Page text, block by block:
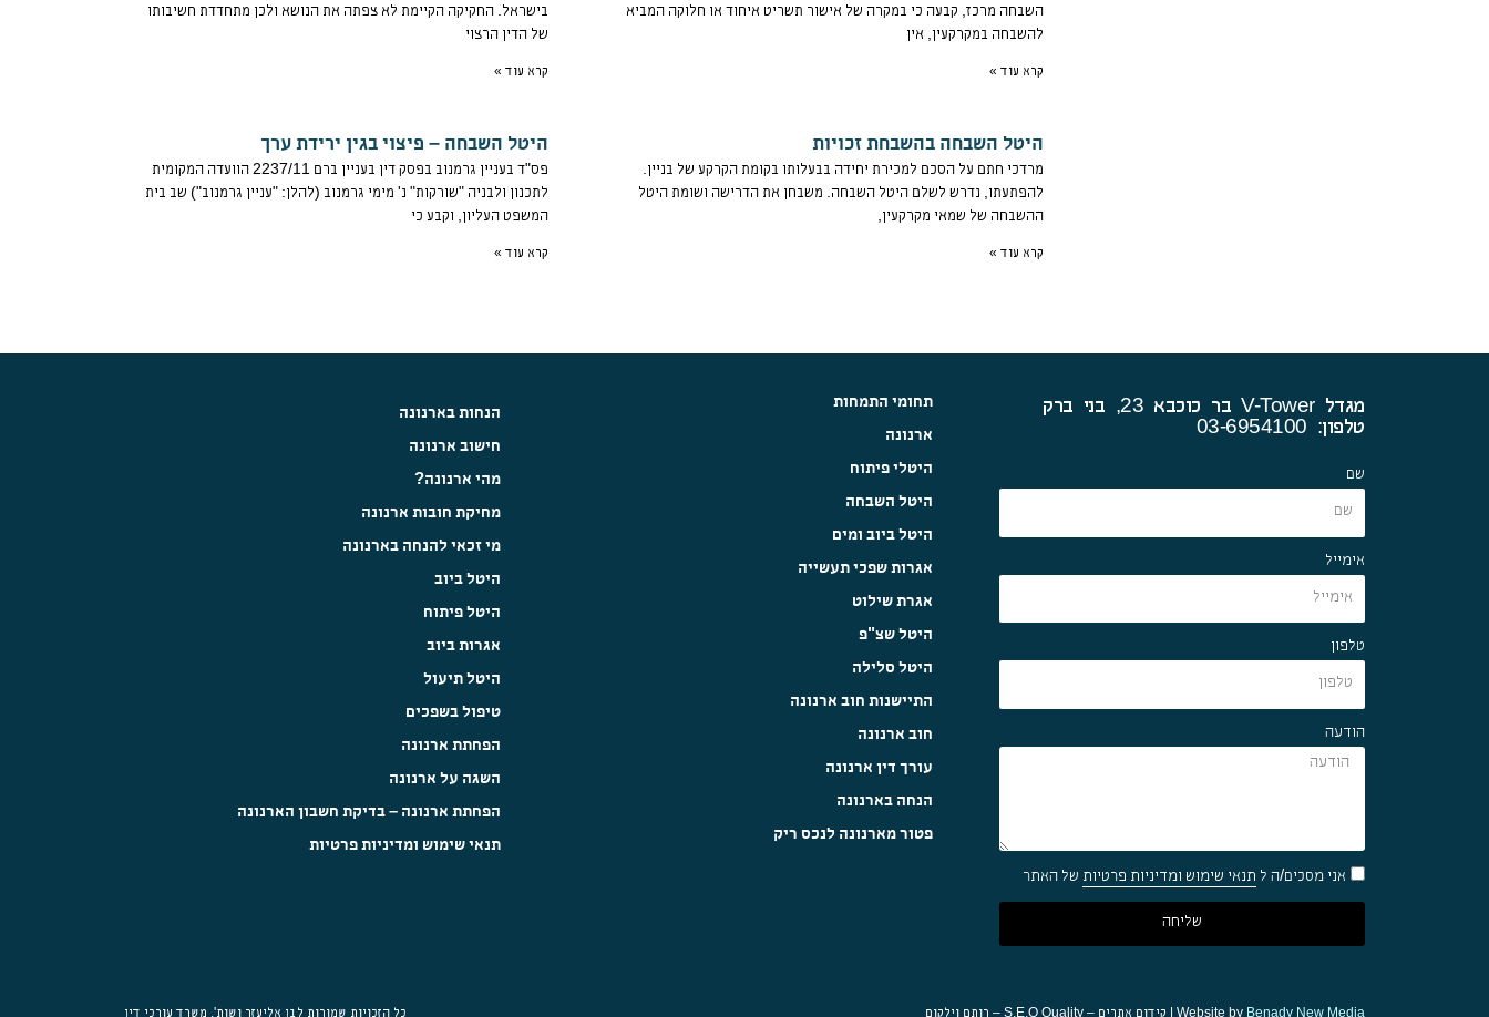
השבחה מרכז, קבעה כי במקרה של אישור תשריט איחוד או חלוקה המביא
להשבחה במקרקעין, אין
קרא עוד »
בישראל. החקיקה הקיימת לא צפתה את הנושא ולכן מתחדדת חשיבותו
של הדין הרצוי
קרא עוד »
היטל השבחה בהשבחת זכויות
מרדכי חתם על הסכם למכירת יחידה בבעלותו בקומת הקרקע של בניין.
להפתעתו, נדרש לשלם היטל השבחה. משבחן את הדרישה ושומת היטל
ההשבחה של שמאי מקרקעין,
קרא עוד »
היטל השבחה – פיצוי בגין ירידת ערך
פס"ד בעניין גרמנוב בפסק דין בעניין ברם 2237/11 הוועדה המקומית
לתכנון ולבניה "שורקות" נ' מימי גרמנוב (להלן: "עניין גרמנוב") שב בית
המשפט העליון, וקבע כי
קרא עוד »
מגדל V-Tower בר כוכבא 23, בני ברק
טלפון: 03-6954100
שם
אימייל
טלפון
הודעה
אני מסכים/ה ל תנאי שימוש ומדיניות פרטיות של האתר
שליחה
תחומי התמחות
ארנונה
היטלי פיתוח
היטל השבחה
היטל ביוב ומים
אגרות שפכי תעשייה
אגרת שילוט
היטל שצ"פ
היטל סלילה
התיישנות חוב ארנונה
חוב ארנונה
עורך דין ארנונה
הנחה בארנונה
פטור מארנונה לנכס ריק
הנחות בארנונה
חישוב ארנונה
מהי ארנונה?
מחיקת חובות ארנונה
מי זכאי להנחה בארנונה
היטל ביוב
היטל פיתוח
אגרות ביוב
היטל תיעול
טיפול בשפכים
הפחתת ארנונה
השגה על ארנונה
הפחתת ארנונה – בדיקת חשבון הארנונה
תנאי שימוש ומדיניות פרטיות
Website by Benady New Media | קידום אתרים – S.E.O Quality – רותם וילקום כל הזכויות שמורות לבן אליעזר ושות', משרד עורכי דין